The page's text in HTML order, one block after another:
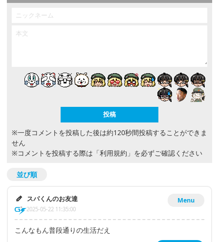
※一度コメントを投稿した後は約120秒間投稿することができま
せん
※コメントを投稿する際は 「利用規約」 を必ずご確認ください
並び順
Menu
スパくんのお友達
2025-05-22 11:35:00
こんなもん普段通りの生活だえ